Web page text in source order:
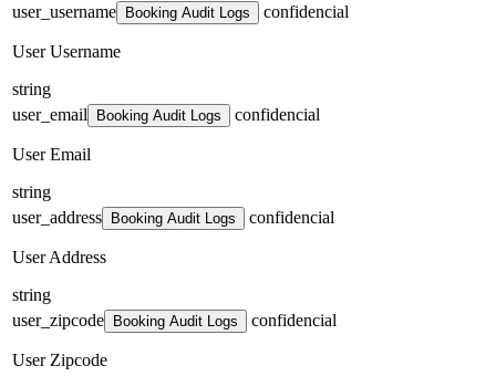
user_username
Booking Audit Logs confidencial
User Username
string
user_email
Booking Audit Logs confidencial
User Email
string
user_address
Booking Audit Logs confidencial
User Address
string
user_zipcode
Booking Audit Logs confidencial
User Zipcode